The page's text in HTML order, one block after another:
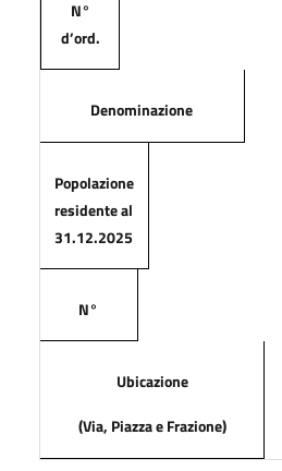
N°
d’ord.
Denominazione
Popolazione
residente al
31.12.2025
N°
Ubicazione
(Via, Piazza e Frazione)